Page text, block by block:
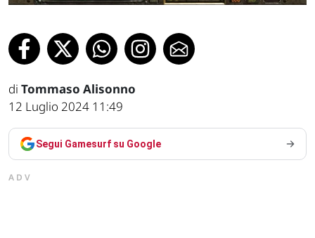
di Tommaso Alisonno
12 Luglio 2024 11:49
Segui Gamesurf su Google
ADV